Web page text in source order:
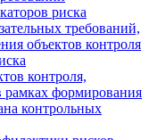
риска
требований,
объектов контроля
контроля,
формирования
контрольных